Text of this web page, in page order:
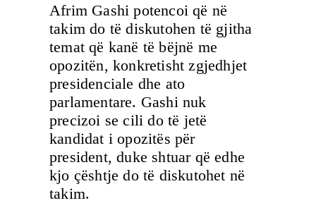
Afrim Gashi potencoi që në
takim do të diskutohen të gjitha
temat që kanë të bëjnë me
opozitën, konkretisht zgjedhjet
presidenciale dhe ato
parlamentare. Gashi nuk
precizoi se cili do të jetë
kandidat i opozitës për
president, duke shtuar që edhe
kjo çështje do të diskutohet në
takim.